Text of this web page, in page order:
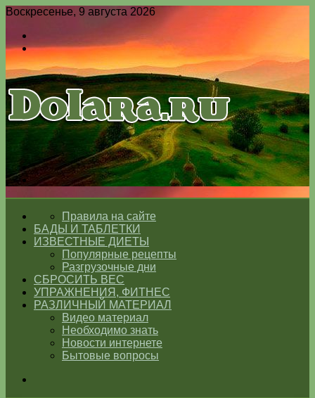
Воскресенье, 9 августа 2026
Switch
skin
Меню
Switch
ГЛАВНАЯПравила на сайте
БАДЫ И ТАБЛЕТКИ
ИЗВЕСТНЫЕ ДИЕТЫ
Популярные рецепты
Разгрузочные дни
СБРОСИТЬ ВЕС
УПРАЖНЕНИЯ, ФИТНЕС
РАЗЛИЧНЫЙ МАТЕРИАЛ
Видео материал
Необходимо знать
Новости интернете
Бытовые вопросы